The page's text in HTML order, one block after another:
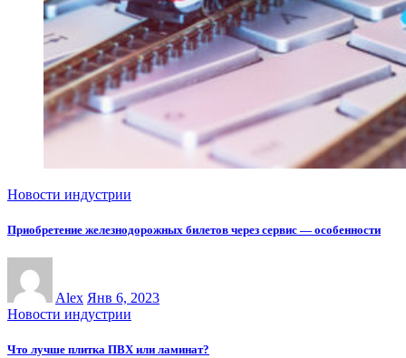
Новости индустрии
Приобретение железнодорожных билетов через сервис — особенности
Alex Янв 6, 2023
Новости индустрии
Что лучше плитка ПВХ или ламинат?